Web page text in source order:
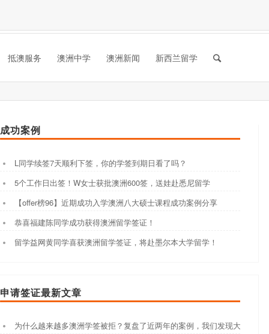
抵澳服务 澳洲中学 澳洲新闻 新西兰留学
成功案例
L同学续签7天顺利下签，你的学签到期日看了吗？
5个工作日出签！W女士获批澳洲600签，送娃赴悉尼留学
【offer榜96】近期成功入学澳洲八大硕士课程成功案例分享
恭喜福建陈同学成功获得澳洲留学签证！
留学益网黄同学喜获澳洲留学签证，将赴墨尔本大学留学！
申请签证最新文章
为什么越来越多澳洲学签被拒？复盘了近两年的案例，我们发现大家都踩